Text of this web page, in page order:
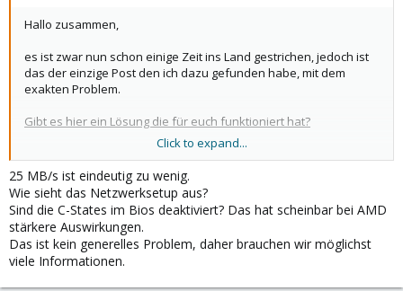
Hallo zusammen,
es ist zwar nun schon einige Zeit ins Land gestrichen, jedoch ist
das der einzige Post den ich dazu gefunden habe, mit dem
exakten Problem.
Gibt es hier ein Lösung die für euch funktioniert hat?
Ich habe bereits alle Treiber deinstalliert, komme aber trotz
ähnlicher Ceph-Settings auf die gleichen Werte circa 25 MB/s.
Ich bin auch auf einer AMD Plattform unterwegs: 3 identische
Server
EPYC 9354 32-Core
512GB RAM
7x Kioxia NVME SSDs
Click to expand...
25 MB/s ist eindeutig zu wenig.
Wie sieht das Netzwerksetup aus?
Sind die C-States im Bios deaktiviert? Das hat scheinbar bei AMD
stärkere Auswirkungen.
Das ist kein generelles Problem, daher brauchen wir möglichst
viele Informationen.